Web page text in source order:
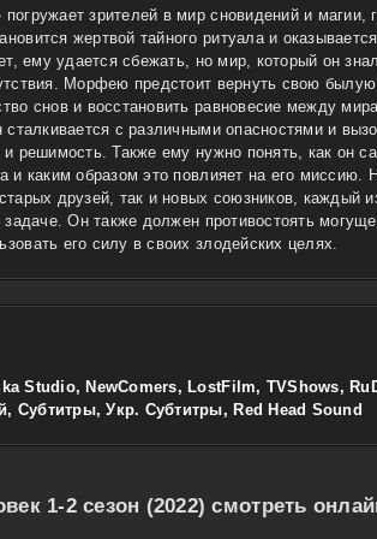
зрителей в мир сновидений и магии,
жертвой тайного ритуала и
ему удается сбежать, но мир, который он
Морфею предстоит вернуть свою
снов и восстановить равновесие между
с различными опасностями и
решимость. Также ему нужно понять, как он
и каким образом это повлияет на его миссию.
друзей, так и новых союзников, каждый
задаче. Он также должен противостоять
его силу в своих злодейских целях.
Studio, NewComers, LostFilm, TVShows,
Субтитры, Укр. Субтитры, Red Head Sound
1-2 сезон (2022) смотреть